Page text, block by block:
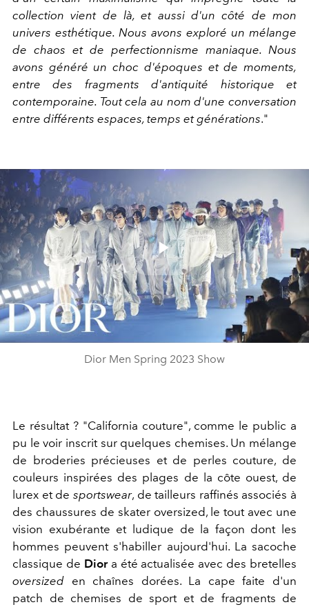
collection vient de là, et aussi d'un côté de mon
univers esthétique. Nous avons exploré un mélange
de chaos et de perfectionnisme maniaque. Nous
avons généré un choc d'époques et de moments,
entre des fragments d'antiquité historique et
contemporaine. Tout cela au nom d'une conversation
entre différents espaces, temps et générations."
Play
Dior Men Spring 2023 Show
Le résultat ? "California couture", comme le public a
pu le voir inscrit sur quelques chemises. Un mélange
de broderies précieuses et de perles couture, de
couleurs inspirées des plages de la côte ouest, de
lurex et de sportswear, de tailleurs raffinés associés à
des chaussures de skater oversized, le tout avec une
vision exubérante et ludique de la façon dont les
hommes peuvent s'habiller aujourd'hui. La sacoche
classique de Diora été actualisée avec des bretelles
oversized en chaînes dorées. La cape faite d'un
patch de chemises de sport et de fragments de